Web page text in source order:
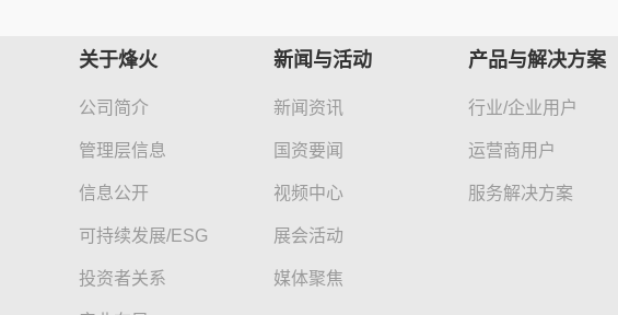
关于烽火
公司简介
管理层信息
信息公开
可持续发展/ESG
投资者关系
新闻与活动
新闻资讯
国资要闻
视频中心
展会活动
媒体聚焦
产品与解决方案
行业/企业用户
运营商用户
服务解决方案